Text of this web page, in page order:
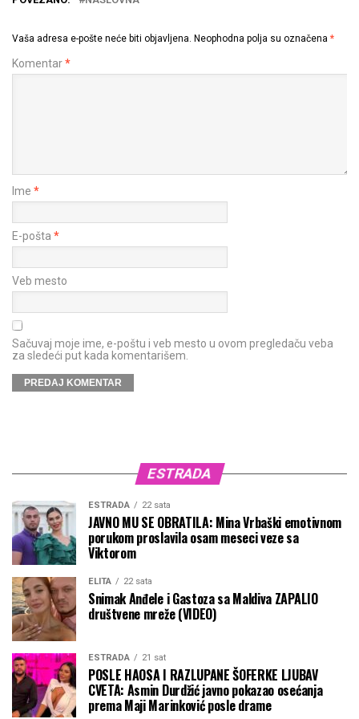
Vaša adresa e-pošte neće biti objavljena. Neophodna polja su označena *
Komentar*
Ime *
E-pošta *
Veb mesto
Sačuvaj moje ime, e-poštu i veb mesto u ovom pregledaču veba
za sledeći put kada komentarišem.
ESTRADA
ESTRADA 22 sata
JAVNO MU SE OBRATILA: Mina Vrbaški emotivnom
porukom proslavila osam meseci veze sa
Viktorom
ELITA 22 sata
Snimak Anđele i Gastoza sa Maldiva ZAPALIO
društvene mreže (VIDEO)
ESTRADA 21 sat
POSLE HAOSA I RAZLUPANE ŠOFERKE LJUBAV
CVETA: Asmin Durdžić javno pokazao osećanja
prema Maji Marinković posle drame